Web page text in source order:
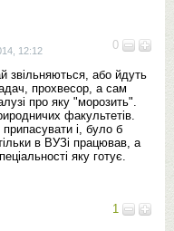
0
12:12
звільняються, або йдуть
прохвесор, а сам
про яку "морозить".
факультетів.
і, було б
в ВУЗі працював, а
яку готує.
1